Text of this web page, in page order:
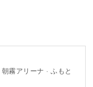
霧アリーナ · ふもと